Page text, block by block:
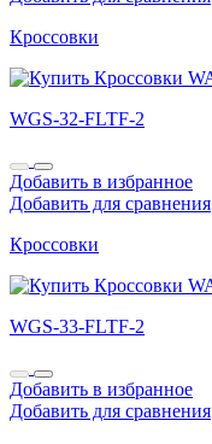
Кроссовки
WGS-32-FLTF-2
Добавить в избранное
Добавить для сравнения
Кроссовки
WGS-33-FLTF-2
Добавить в избранное
Добавить для сравнения